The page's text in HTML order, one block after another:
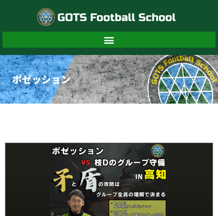
キ
ッ
プ
ポゼッション